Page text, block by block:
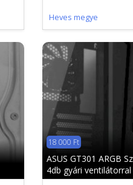
Heves megye
18 000 Ft
ASUS GT301 АRGB
4db gyári ventilátorral